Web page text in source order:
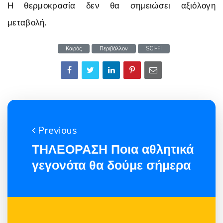
Η θερμοκρασία δεν θα σημειώσει αξιόλογη
μεταβολή.
Καιρός Περιβάλλον SCI-FI
Previous
ΤΗΛΕΟΡΑΣΗ Ποια αθλητικά
γεγονότα θα δούμε σήμερα